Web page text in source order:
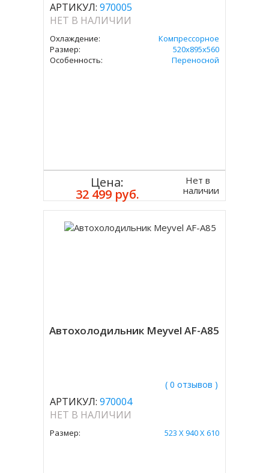
АРТИКУЛ: 970005
НЕТ В НАЛИЧИИ
Охлаждение:
Компрессорное
Размер:
520x895x560
Особенность:
Переносной
Цена:
32 499 руб.
Нет в
наличии
Автохолодильник Meyvel AF-A85
( 0 отзывов )
АРТИКУЛ: 970004
НЕТ В НАЛИЧИИ
Размер: 523 Х 940 Х 610